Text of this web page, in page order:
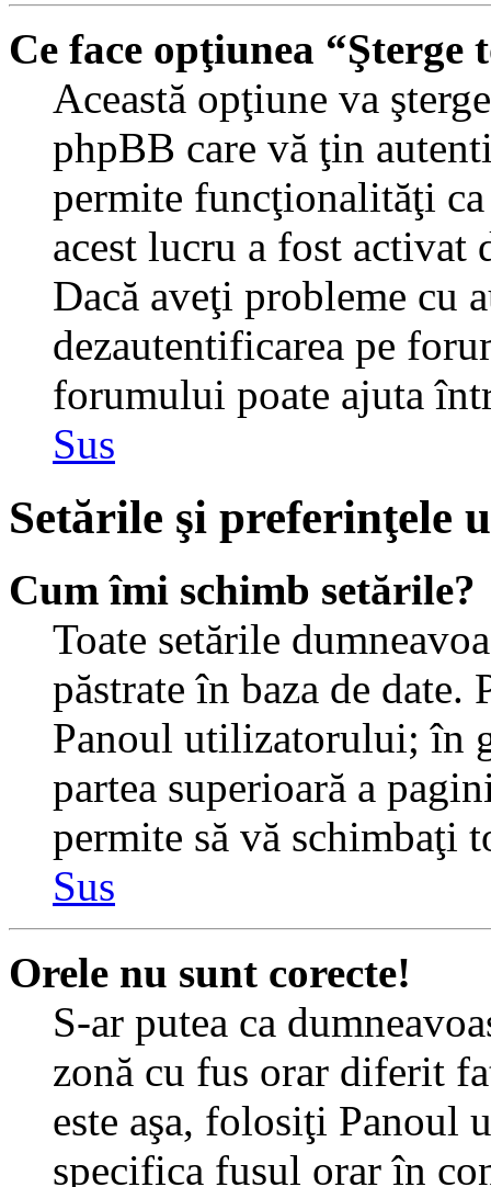
Ce face opţiunea
Această opţiune va
phpBB care vă ţin
permite funcţionalităţi
acest lucru a fost
Dacă aveţi probleme cu
dezautentificarea pe
forumului poate ajuta
Sus
Setările şi preferinţele
Cum îmi schimb setările?
Toate setările
păstrate în baza de
Panoul utilizatorului; în
partea superioară a
permite să vă schimbaţi
Sus
Orele nu sunt corecte!
S-ar putea ca
zonă cu fus orar diferit
este aşa, folosiţi Panoul
specifica fusul orar în